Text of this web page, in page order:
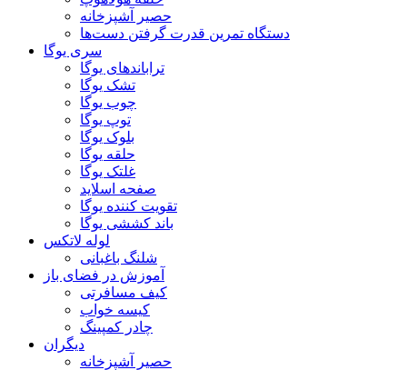
حصیر آشپزخانه
دستگاه تمرین قدرت گرفتن دست‌ها
سری یوگا
تراباندهای یوگا
تشک یوگا
چوب یوگا
توپ یوگا
بلوک یوگا
حلقه یوگا
غلتک یوگا
صفحه اسلاید
تقویت کننده یوگا
باند کششی یوگا
لوله لاتکس
شلنگ باغبانی
آموزش در فضای باز
کیف مسافرتی
کیسه خواب
چادر کمپینگ
دیگران
حصیر آشپزخانه